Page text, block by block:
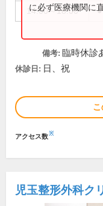
14:00～18:00 ●
に必ず医療機関に
備考: 臨時休診
休診日: 日、祝
アクセス数※
児玉整形外科ク